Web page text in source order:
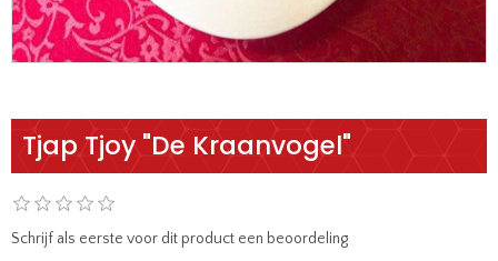
Tjap Tjoy "De Kraanvogel"
Schrijf als eerste voor dit product een beoordeling